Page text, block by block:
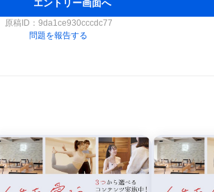
エントリー画面へ
原稿ID： 9da1ce930cccdc77
問題を報告する